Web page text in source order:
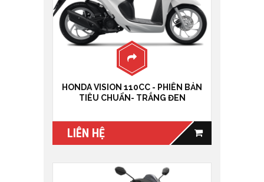
HONDA VISION 110CC - PHIÊN BẢN
TIÊU CHUẨN- TRẮNG ĐEN
LIÊN HỆ